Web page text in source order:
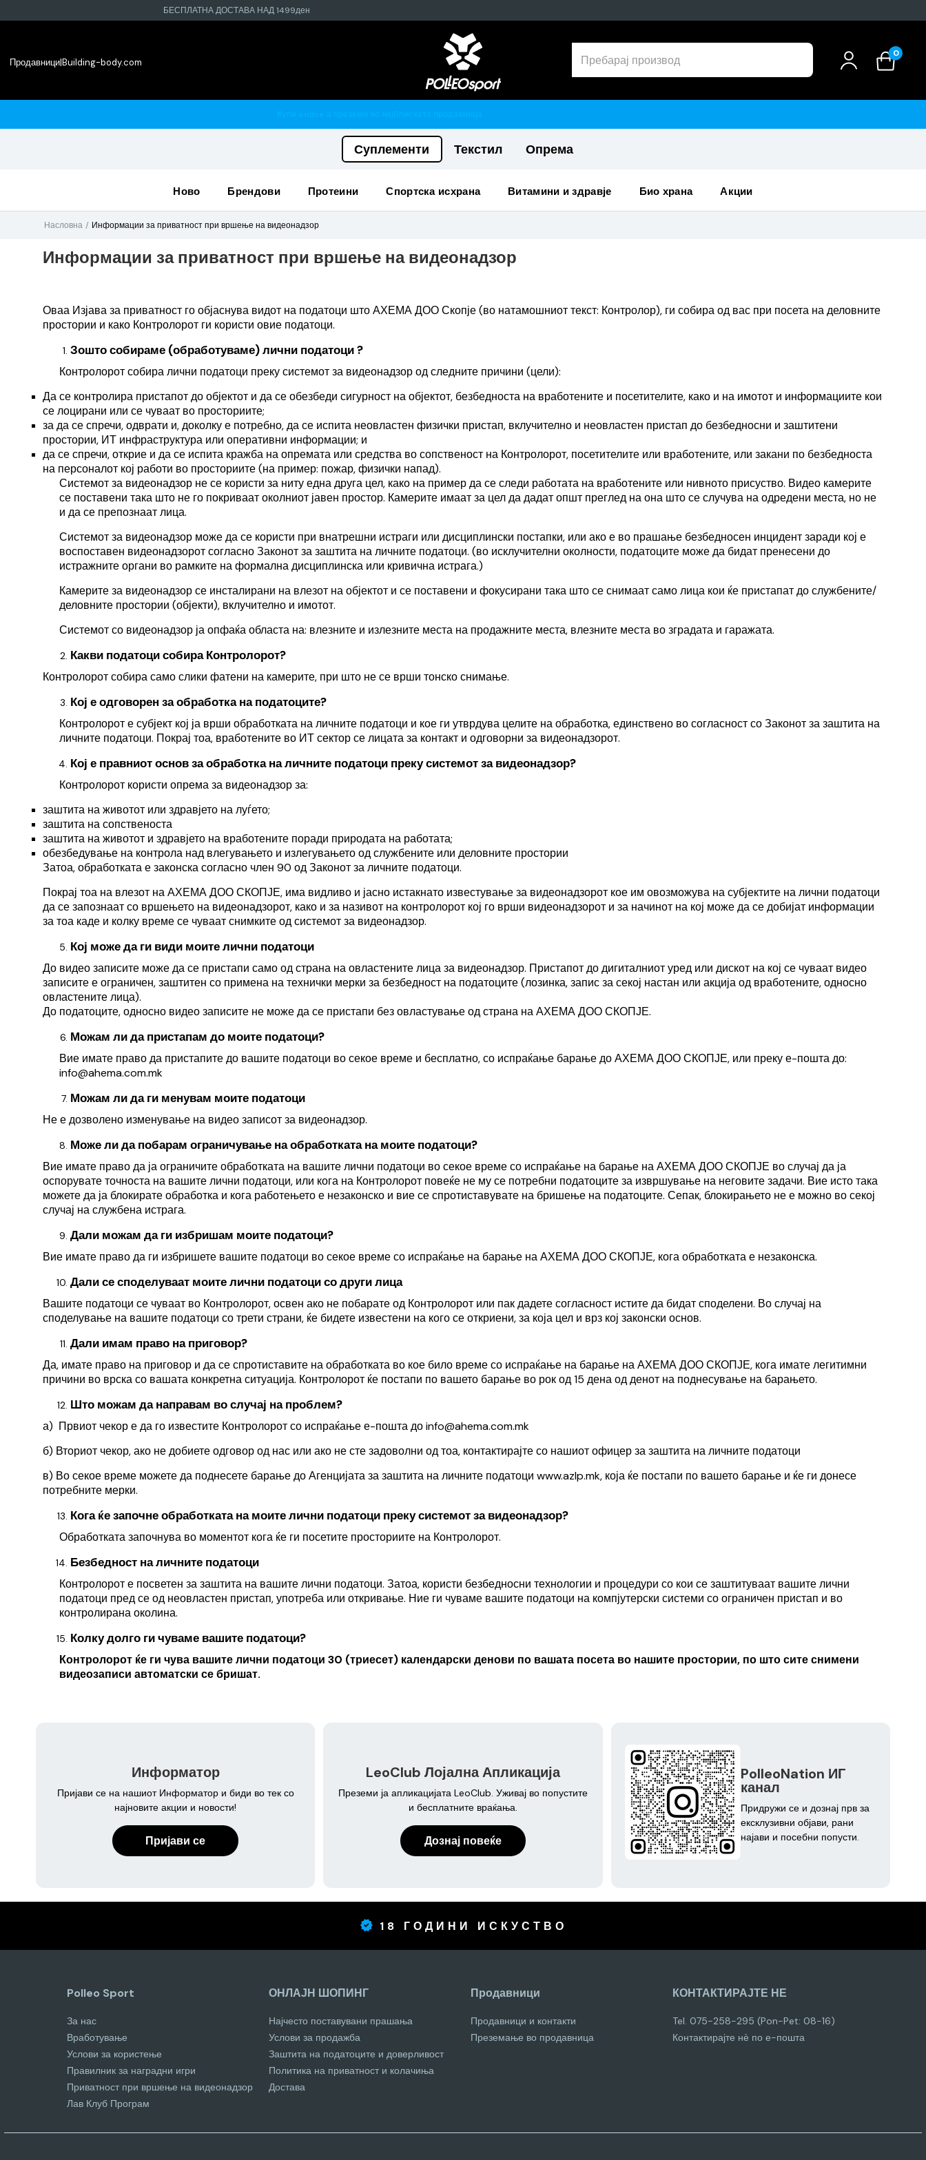
БЕСПЛАТНА ДОСТАВА НАД 1499ден
Продавници|Building-body.com
0
Суплементи Текстил Опрема
ново брендови протеини спортска исхрана витамини и здравје био храна акции
Насловна Информации за приватност при вршење на видеонадзор
Информации за приватност при вршење на видеонадзор
Оваа Изјава за приватност го објаснува видот на податоци штоАХЕМА ДОО Скопје(во натамошниот текст: Контролор), ги собира од вас при посета на деловните
простории и како Контролорот ги користи овие податоци.
Зошто собираме (обработуваме) лични податоци ?
Контролорот собира лични податоци преку системот за видеонадзор од следните причини (цели):
Да се контролира пристапот до објектот и да се обезбеди сигурност на објектот, безбедноста на вработените и посетителите, како и на имотот и информациите кои
се лоцирани или се чуваат во просториите;
за да се спречи, одврати и, доколку е потребно, да се испита неовластен физички пристап, вклучително и неовластен пристап до безбедносни и заштитени
простории, ИТ инфраструктура или оперативни информации; и
да се спречи, открие и да се испита кражба на опремата или средства во сопственост на Контролорот, посетителите или вработените, или закани по безбедноста
на персоналот кој работи во просториите (на пример: пожар, физички напад).
Системот за видеонадзор не се користи за ниту една друга цел, како на пример да се следи работата на вработените или нивното присуство. Видео камерите
се поставени така што не го покриваат околниот јавен простор. Камерите имаат за цел да дадат општ преглед на она што се случува на одредени места, но не
и да се препознаат лица.
Системот за видеонадзор може да се користи при внатрешни истраги или дисциплински постапки, или ако е во прашање безбедносен инцидент заради кој е
воспоставен видеонадзорот согласно Законот за заштита на личните податоци. (во исклучителни околности, податоците може да бидат пренесени до
истражните органи во рамките на формална дисциплинска или кривична истрага.)
Камерите за видеонадзор се инсталирани на влезот на објектот и се поставени и фокусирани така што се снимаат само лица кои ќе пристапат до службените/
деловните простории (објекти), вклучително и имотот.
Системот со видеонадзор ја опфаќа областа на: влезните и излезните места на продажните места, влезните места во зградата и гаражата.
Какви податоци собира Контролорот?
Контролорот собира само слики фатени на камерите, при што не се врши тонско снимање.
Кој е одговорен за обработка на податоците?
Контролорот е субјект кој ја врши обработката на личните податоци и кое ги утврдува целите на обработка, единствено во согласност со Законот за заштита на
личните податоци. Покрај тоа, вработените во ИТ сектор се лицата за контакт и одговорни за видеонадзорот.
Кој е правниот основ за обработка на личните податоци преку системот за видеонадзор?
Контролорот користи опрема за видеонадзор за:
заштита на животот или здравјето на луѓето;
заштита на сопственоста
заштита на животот и здравјето на вработените поради природата на работата;
обезбедување на контрола над влегувањето и излегувањето од службените или деловните простории
Затоа, обработката е законска согласно член 90 од Законот за личните податоци.
Покрај тоа на влезот на АХЕМА ДОО СКОПЈЕ, има видливо и јасно истакнато известување за видеонадзорот кое им овозможува на субјектите на лични податоци
да се запознаат со вршењето на видеонадзорот, како и за називот на контролорот кој го врши видеонадзорот и за начинот на кој може да се добијат информации
за тоа каде и колку време се чуваат снимките од системот за видеонадзор.
Кој може да ги види моите лични податоци
До видео записите може да се пристапи само од страна на овластените лица за видеонадзор. Пристапот до дигиталниот уред или дискот на кој се чуваат видео
записите е ограничен, заштитен со примена на технички мерки за безбедност на податоците (лозинка, запис за секој настан или акција од вработените, односно
овластените лица).
До податоците, односно видео записите не може да се пристапи без овластување од страна на АХЕМА ДОО СКОПЈЕ.
Можам ли да пристапам до моите податоци?
Вие имате право да пристапите до вашите податоци во секое време и бесплатно, со испраќање барање до АХЕМА ДОО СКОПЈЕ, или преку е-пошта до:
info@ahema.com.mk
Можам ли да ги менувам моите податоци
Не е дозволено изменување на видео записот за видеонадзор.
Може ли да побарам ограничување на обработката на моите податоци?
Вие имате право да ја ограничите обработката на вашите лични податоци во секое време со испраќање на барање наАХЕМА ДОО СКОПЈЕ во случај да ја
оспорувате точноста на вашите лични податоци, или кога на Контролорот повеќе не му се потребни податоците за извршување на неговите задачи. Вие исто така
можете да ја блокирате обработка и кога работењето е незаконско и вие се спротиставувате на бришење на податоците. Сепак, блокирањето не е можно во секој
случај на службена истрага.
Дали можам да ги избришам моите податоци?
Вие имате право да ги избришете вашите податоци во секое време со испраќање на барање на АХЕМА ДОО СКОПЈЕ, кога обработката е незаконска.
Дали се споделуваат моите лични податоци со други лица
Вашите податоци се чуваат во Контролорот, освен ако не побарате од Контролорот или пак дадете согласност истите да бидат споделени. Во случај на
споделување на вашите податоци со трети страни, ќе бидете известени на кого се откриени, за која цел и врз кој законски основ.
Дали имам право на приговор?
Да, имате право на приговор и да се спротиставите на обработката во кое било време со испраќање на барање на АХЕМА ДОО СКОПЈЕ, кога имате легитимни
причини во врска со вашата конкретна ситуација. Контролорот ќе постапи по вашето барање во рок од 15 дена од денот на поднесување на барањето.
Што можам да направам во случај на проблем?
а) Првиот чекор е да го известите Контролорот со испраќање е-пошта доinfo@ahema.com.mk
б) Вториот чекор, ако не добиете одговор од нас или ако не сте задоволни од тоа, контактирајте со нашиот офицер за заштита на личните податоци
в) Во секое време можете да поднесете барање до Агенцијата за заштита на личните податоци www.azlp.mk, која ќе постапи по вашето барање и ќе ги донесе
потребните мерки.
Кога ќе започне обработката на моите лични податоци преку системот за видеонадзор?
Обработката започнува во моментот кога ќе ги посетите просториите на Контролорот.
Безбедност на личните податоци
Контролорот е посветен за заштита на вашите лични податоци. Затоа, користи безбедносни технологии и процедури со кои се заштитуваат вашите лични
податоци пред се од неовластен пристап, употреба или откривање. Ние ги чуваме вашите податоци на компјутерски системи со ограничен пристап и во
контролирана околина.
Колку долго ги чуваме вашите податоци?
Контролорот ќе ги чува вашите лични податоци 30 (триесет) календарски денови по вашата посета во нашите простории, по што сите снимени
видеозаписи автоматски се бришат.
Информатор
Пријави се на нашиот Информатор и биди во тек со
најновите акции и новости!
Пријави се
LeoClub Лојална Апликација
Преземи ја апликацијата LeoClub. Уживај во попустите
и бесплатните враќања.
Дознај повеќе
PolleoNation ИГ
канал
Придружи се и дознај прв за
ексклузивни објави, рани
најави и посебни попусти.
18 ГОДИНИ ИСКУСТВО
Polleo Sport
За нас
Вработување
Услови за користење
Правилник за наградни игри
Приватност при вршење на видеонадзор
Лав Клуб Програм
ОНЛАЈН ШОПИНГ
Најчесто поставувани прашања
Услови за продажба
Заштита на податоците и доверливост
Политика на приватност и колачиња
Достава
Продавници
Продавници и контакти
Преземање во продавница
КОНТАКТИРАЈТЕ НЕ
Tel. 075-258-295 (Pon-Pet: 08-16)
Контактирајте нѐ по е-пошта